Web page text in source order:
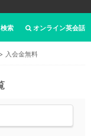
オンライン英会話
検索
入会金無料